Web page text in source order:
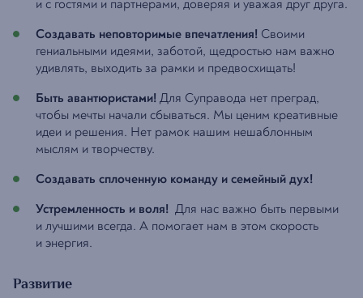
и с гостями и партнерами, доверяя и уважая друг друга.
Создавать неповторимые впечатления! Своими
гениальными идеями, заботой, щедростью нам важно
удивлять, выходить за рамки и предвосхищать!
Быть авантюристами! Для Суправода нет преград,
чтобы мечты начали сбываться. Мы ценим креативные
идеи и решения. Нет рамок нашим нешаблонным
мыслям и творчеству.
Создавать сплоченную команду и семейный дух!
Устремленность и воля! Для нас важно быть первыми
и лучшими всегда. А помогает нам в этом скорость
и энергия.
Развитие